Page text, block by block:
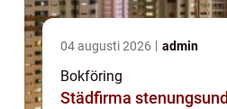
04 augusti 2026 admin
Bokföring
Städfirma stenungsund trygg hjälp för